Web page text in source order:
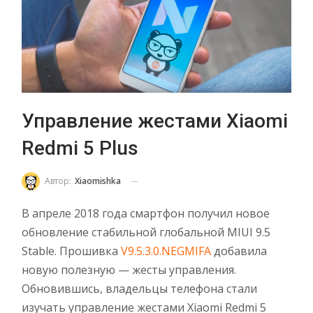
Управление жестами Xiaomi
Redmi 5 Plus
Автор: Xiaomishka
В апреле 2018 года смартфон получил новое
обновление стабильной глобальной MIUI 9.5
Stable. Прошивка V9.5.3.0.NEGMIFAдобавила
новую полезную — жесты управления.
Обновившись, владельцы телефона стали
изучать управление жестами Xiaomi Redmi 5